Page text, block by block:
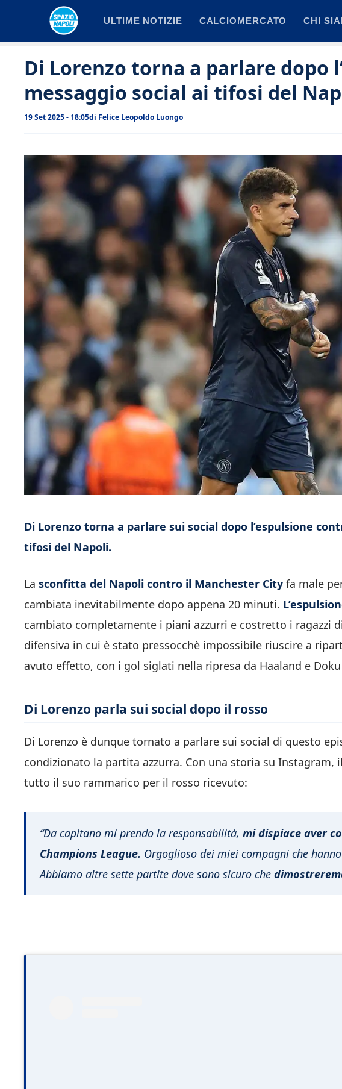
ULTIME NOTIZIE CALCIOMERCATO CHI
Di Lorenzo torna a parlare dopo
messaggio social ai tifosi del
19 Set 2025 - 18:05di Felice Leopoldo Luongo
Di Lorenzo torna a parlare sui social dopo l’espulsione
tifosi del Napoli.
La sconfitta del Napoli contro il Manchester City fa male
cambiata inevitabilmente dopo appena 20 minuti.
cambiato completamente i piani azzurri e costretto i ragazzi
difensiva in cui è stato pressocchè impossibile riuscire a
avuto effetto, con i gol siglati nella ripresa da Haaland e
Di Lorenzo parla sui social dopo il rosso
Di Lorenzo è dunque tornato a parlare sui social di questo
condizionato la partita azzurra. Con una storia su Instagram,
tutto il suo rammarico per il rosso ricevuto:
“Da capitano mi prendo la responsabilità, mi dispiace aver
Champions League. Orgoglioso dei miei compagni che hanno
Abbiamo altre sette partite dove sono sicuro che